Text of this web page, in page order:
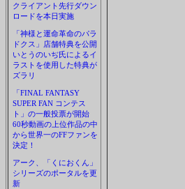
クライアント先行ダウン
ロードを本日実施
「神様と運命革命のパラ
ドクス」店舗特典を公開
いとうのいぢ氏によるイ
ラストを使用した特典が
ズラリ
「FINAL FANTASY
SUPER FAN コンテス
ト」の一般投票が開始
60秒動画の上位作品の中
から世界一のFFファンを
決定！
アーク、「くにおくん」
シリーズのポータルを更
新